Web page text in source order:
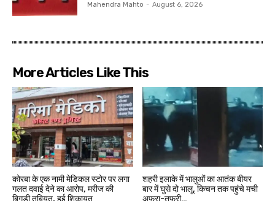
Mahendra Mahto - August 6, 2026
More Articles Like This
कोरबा के एक नामी मेडिकल स्टोर पर लगा
गलत दवाई देने का आरोप, मरीज की
बिगड़ी तबियत, हुई शिकायत
शहरी इलाके में भालुओं का आतंक बीयर
बार में घुसे दो भालू, किचन तक पहुंचे मची
अफरा-तफरी…